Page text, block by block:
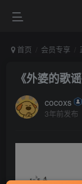
首页 会员专享
《外婆的歌
cocoxs
3年前发布